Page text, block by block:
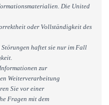
Die United
oder Vollständigkeit des
haftet sie nur im Fall
zur
Weiterverarbeitung
Sie vor einer
Fragen mit dem